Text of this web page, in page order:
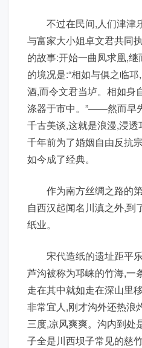
不过在民间,人们津津
与富家大小姐卓文君共同
的故事:开始一曲凤求凰,继
的境况是:“相如与俱之临
酒,而令文君当垆。相如身
涤器于市中。”——然而早
千古美谈,这就是浪漫,浸
千年前为了婚姻自由反抗
如今成了经典。
作为南方丝绸之路的第
自西汉起闻名川滇之外,到
纸业。
宋代造纸的遗址距平乐
芦沟被称为邛崃的竹海,一
走在其中就如走在深山里
非常宜人,刚才沟外还热浪
三度,凉风爽爽。沟内到处
子全是川西坝子常见的慈